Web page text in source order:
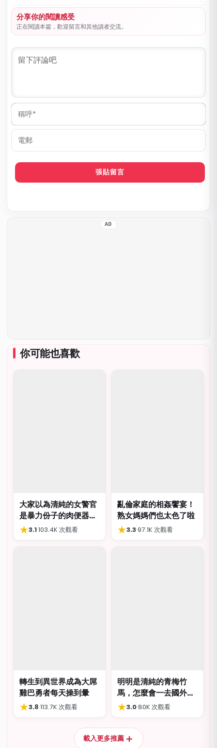
分享你的閱讀感受
正在閱讀本篇，歡迎留言和其他讀者交流。
稱
*
郵
AD
你可能也喜歡
大家以為清純的女警官
是暴力份子的肉便器，
肛交多P都可以
★3.1·103.4K 次觀看
亂倫家庭的相姦饗宴！
熟女媽媽們也太色了啦
★3.3·97.1K 次觀看
轉生到異世界成為大屌
雞巴勇者每天操到暈
★3.8·113.7K 次觀看
明明是清純的青梅竹
馬，怎麼會一去國外留
學就到處品嚐國際雞
巴…
★3.0·80K 次觀看
載入更多推薦＋